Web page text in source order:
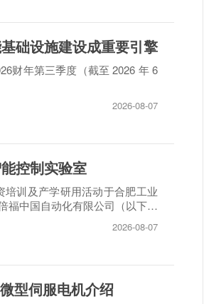
础设施建设成重要引擎
财年第三季度（截至 2026 年 6
2026-08-07
控制实验室
训及产学研用活动于合肥工业
福中国自动化有限公司（以下简
2026-08-07
型伺服电机介绍